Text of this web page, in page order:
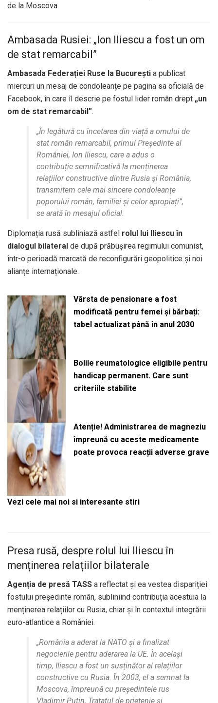
de la Moscova.
Ambasada Rusiei: „Ion Iliescu a fost un om
de stat remarcabil”
Ambasada Federației Ruse la București a publicat
miercuri un mesaj de condoleanțe pe pagina sa oficială de
Facebook, în care îl descrie pe fostul lider român drept „un
om de stat remarcabil”.
„În legătură cu încetarea din viață a omului de
stat român remarcabil, primul Președinte al
României, Ion Iliescu, care a adus o
contribuție semnificativă la menținerea
relațiilor constructive dintre Rusia și România,
transmitem cele mai sincere condoleanțe
poporului român, familiei și celor apropiați”,
se arată în mesajul oficial.
Diplomația rusă subliniază astfel rolul lui Iliescu în
dialogul bilateral de după prăbușirea regimului comunist,
într-o perioadă marcată de reconfigurări geopolitice și noi
alianțe internaționale.
Vârsta de pensionare a fost
modificată pentru femei și bărbați:
tabel actualizat până în anul 2030
Bolile reumatologice eligibile pentru
handicap permanent. Care sunt
criteriile stabilite
Atenție! Administrarea de magneziu
împreună cu aceste medicamente
poate provoca reacții adverse grave
Vezi cele mai noi si interesante stiri
Presa rusă, despre rolul lui Iliescu în
menținerea relațiilor bilaterale
Agenția de presă TASS a reflectat și ea vestea dispariției
fostului președinte român, subliniind contribuția acestuia la
menținerea relațiilor cu Rusia, chiar și în contextul integrării
euro-atlantice a României.
„România a aderat la NATO și a finalizat
negocierile pentru aderarea la UE. În același
timp, Iliescu a fost un susținător al relațiilor
constructive cu Rusia. În 2003, el a semnat la
Moscova, împreună cu președintele rus
Vladimir Putin, Tratatul de prietenie și